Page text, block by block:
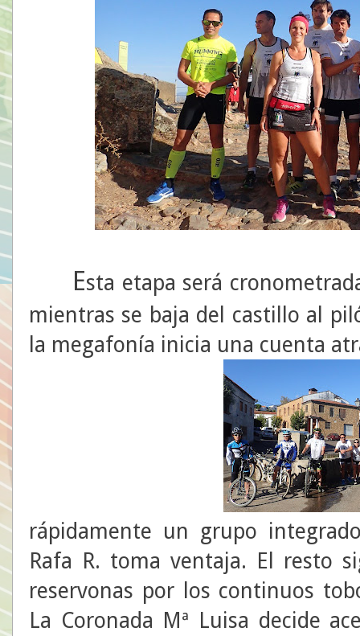
Esta etapa será
mientras se baja del castillo al
la megafonía inicia una cuenta
rápidamente un grupo
Rafa R. toma ventaja. El resto
reservonas por los continuos
La Coronada Mª Luisa decide